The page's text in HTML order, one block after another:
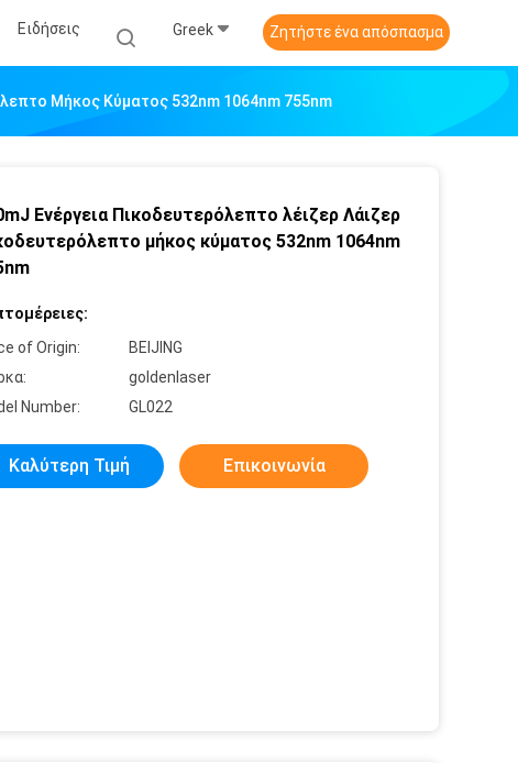
Ειδήσεις Greek Ζητήστε ένα απόσπασμα
Μήκος Κύματος 532nm 1064nm 755nm
Ενέργεια Πικοδευτερόλεπτο λέιζερ Λάιζερ
μήκος κύματος 532nm 1064nm
of Origin:
BEIJING
goldenlaser
Number:
GL022
Καλύτερη Τιμή Επικοινωνία